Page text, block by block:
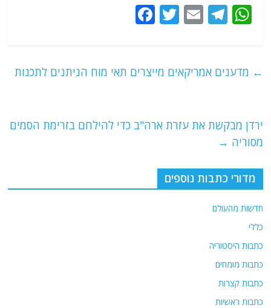
W
s
p
T
g
E
l
T
er
e
o
← מדענים אמריקאים מייצרים תאי מוח הניתנים לתכנות
ירדן מבקשת את עזרת ארה"ב כדי להילחם בזרימת הסמים
מסוריה →
מדורי כתבות נוספים
חדשות מהעולם
כללי
כתבות היסטוריה
כתבות מומחים
כתבות קצרות
כתבות ראשיות